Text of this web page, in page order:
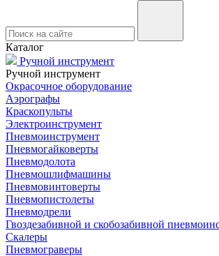
Каталог
Ручной инструмент
Ручной инструмент
Окрасочное оборудование
Аэрографы
Краскопульты
Электроинструмент
Пневмоинструмент
Пневмогайковерты
Пневмодолота
Пневмошлифмашины
Пневмовинтоверты
Пневмопистолеты
Пневмодрели
Гвоздезабивной и скобозабивной
Скалеры
Пневмограверы